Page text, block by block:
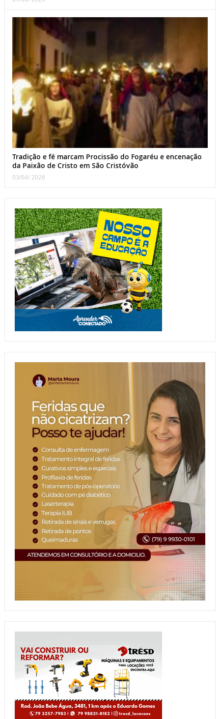
Tradição e fé marcam Procissão do Fogaréu e encenação
da Paixão de Cristo em São Cristóvão
03/04/ 2026